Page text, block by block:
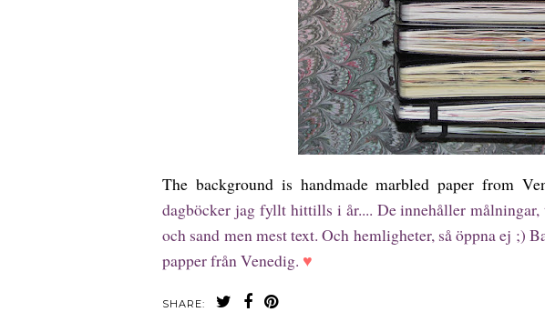
The background is handmade marbled paper from
dagböcker jag fyllt hittills i år.... De innehåller
och sand men mest text. Och hemligheter, så öppna ej ;)
papper från Venedig. ♥
SHARE: